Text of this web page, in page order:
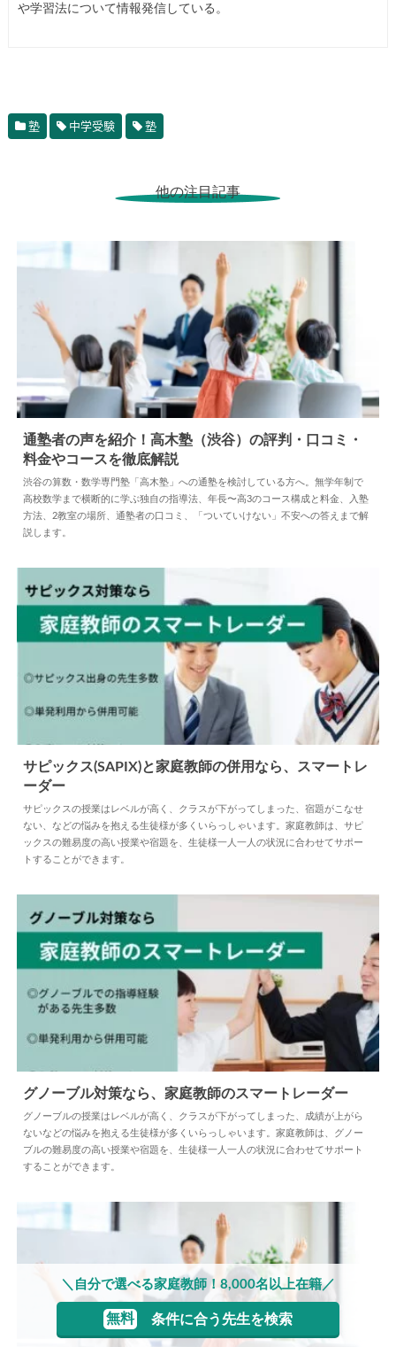
や学習法について情報発信している。
塾 中学受験 塾
他の注目記事
塾 2026.08.07
通塾者の声を紹介！高木塾（渋谷）の評判・口コミ・
料金やコースを徹底解説
渋谷の算数・数学専門塾「高木塾」への通塾を検討している方へ。無学年制で
高校数学まで横断的に学ぶ独自の指導法、年長〜高3のコース構成と料金、入塾
方法、2教室の場所、通塾者の口コミ、「ついていけない」不安への答えまで解
説します。
塾 2025.04.30
サピックス(SAPIX)と家庭教師の併用なら、スマートレ
ーダー
サピックスの授業はレベルが高く、クラスが下がってしまった、宿題がこなせ
ない、などの悩みを抱える生徒様が多くいらっしゃいます。家庭教師は、サピ
ックスの難易度の高い授業や宿題を、生徒様一人一人の状況に合わせてサポー
トすることができます。
塾 2025.03.29
グノーブル対策なら、家庭教師のスマートレーダー
グノーブルの授業はレベルが高く、クラスが下がってしまった、成績が上がら
ないなどの悩みを抱える生徒様が多くいらっしゃいます。家庭教師は、グノー
ブルの難易度の高い授業や宿題を、生徒様一人一人の状況に合わせてサポート
することができます。
＼自分で選べる家庭教師！8,000名以上在籍／
無料 条件に合う先生を検索